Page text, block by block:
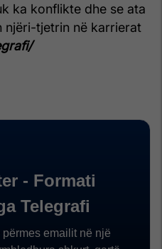
ka konflikte dhe se ata
njëri-tjetrin në karrierat